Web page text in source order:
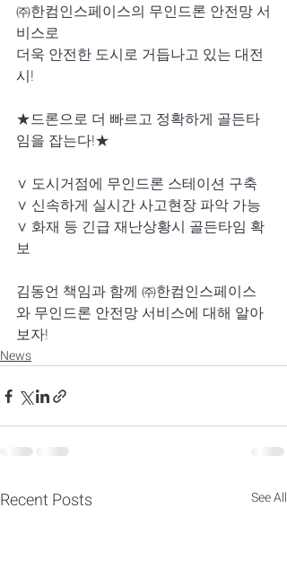
㈜한컴인스페이스의 무인드론 안전망 서
비스로
더욱 안전한 도시로 거듭나고 있는 대전
시!
★드론으로 더 빠르고 정확하게 골든타
임을 잡는다!★
∨ 도시거점에 무인드론 스테이션 구축
∨ 신속하게 실시간 사고현장 파악 가능
∨ 화재 등 긴급 재난상황시 골든타임 확
보
김동언 책임과 함께 ㈜한컴인스페이스
와 무인드론 안전망 서비스에 대해 알아
보자!
News
Recent Posts See All